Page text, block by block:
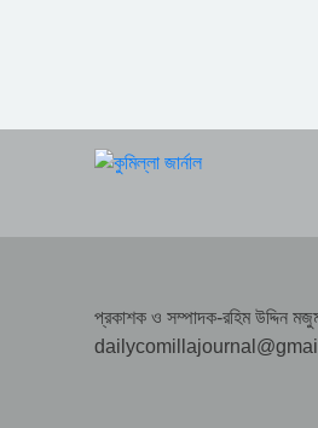
প্রকাশক ও সম্পাদক-রহিম উদ্দিন
dailycomillajournal@gmail.com